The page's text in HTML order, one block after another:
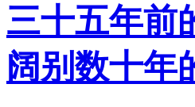
三十五年前
阔别数十年